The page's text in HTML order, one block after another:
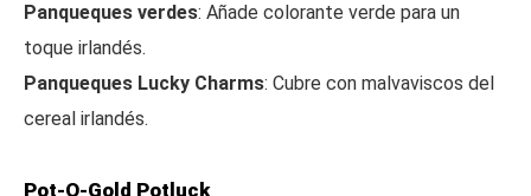
Panqueques verdes: Añade colorante verde para un
toque irlandés.
Panqueques Lucky Charms: Cubre con malvaviscos del
cereal irlandés.
Pot-O-Gold Potluck